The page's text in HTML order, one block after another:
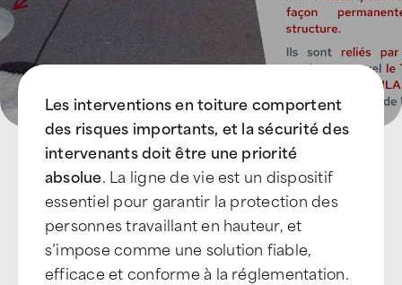
Les interventions en toiture comportent
des risques importants, et la sécurité des
intervenants doit être une priorité
absolue. La ligne de vie est un dispositif
essentiel pour garantir la protection des
personnes travaillant en hauteur, et
s’impose comme une solution fiable,
efficace et conforme à la réglementation.